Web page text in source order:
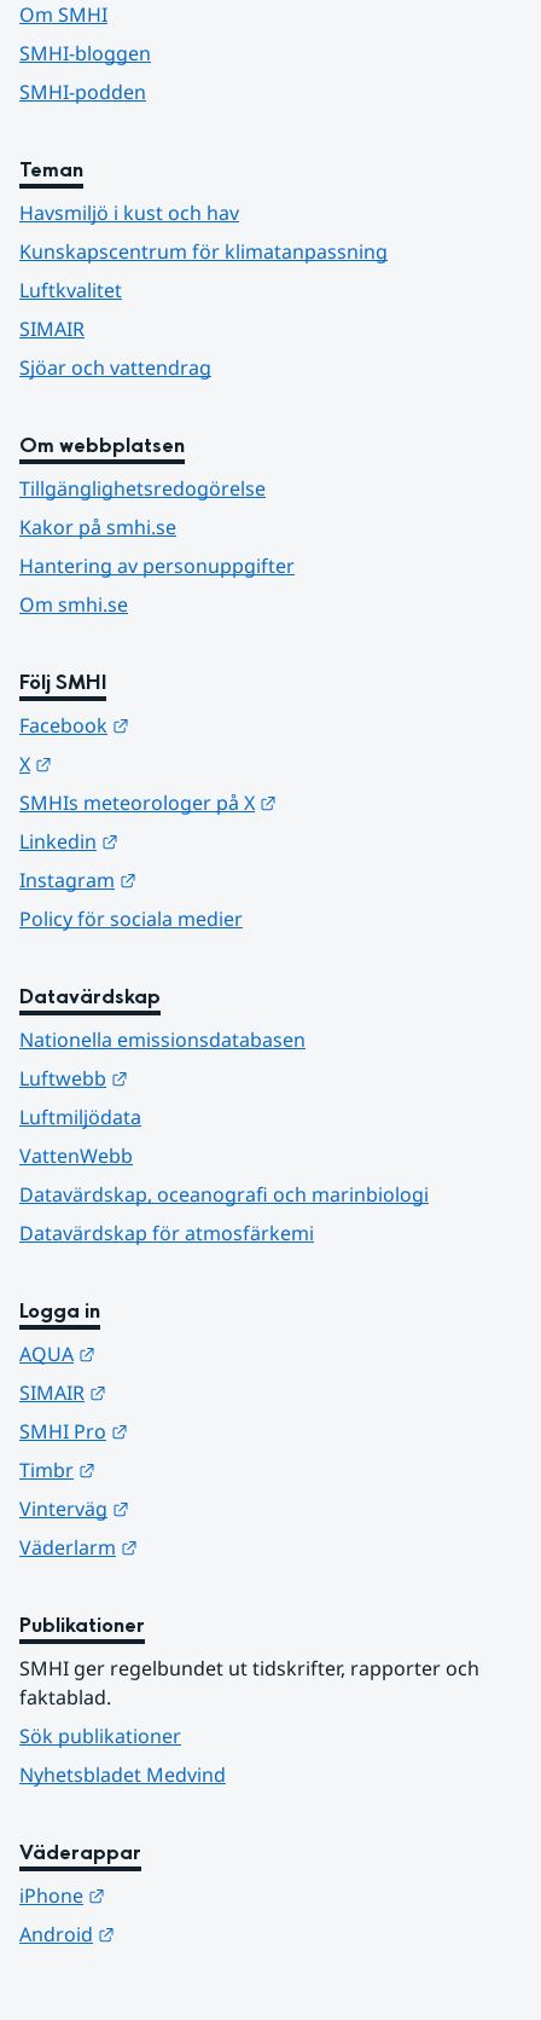
Om SMHI
SMHI-bloggen
SMHI-podden
Teman
Havsmiljö i kust och hav
Kunskapscentrum för klimatanpassning
Luftkvalitet
SIMAIR
Sjöar och vattendrag
Om webbplatsen
Tillgänglighetsredogörelse
Kakor på smhi.se
Hantering av personuppgifter
Om smhi.se
Följ SMHI
Facebook
X
SMHIs meteorologer på X
Linkedin
Instagram
Policy för sociala medier
Datavärdskap
Nationella emissionsdatabasen
Luftwebb
Luftmiljödata
VattenWebb
Datavärdskap, oceanografi och marinbiologi
Datavärdskap för atmosfärkemi
Logga in
AQUA
SIMAIR
SMHI Pro
Timbr
Vinterväg
Väderlarm
Publikationer
SMHI ger regelbundet ut tidskrifter, rapporter och
faktablad.
Sök publikationer
Nyhetsbladet Medvind
Väderappar
iPhone
Android